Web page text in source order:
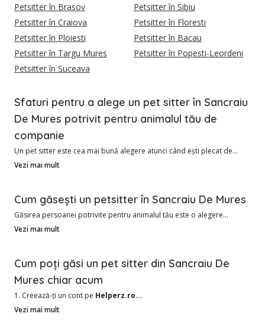
Petsitter în Brasov
Petsitter în Sibiu
Petsitter în Craiova
Petsitter în Floresti
Petsitter în Ploiesti
Petsitter în Bacau
Petsitter în Targu Mures
Petsitter în Popesti-Leordeni
Petsitter în Suceava
Sfaturi pentru a alege un pet sitter în Sancraiu
De Mures potrivit pentru animalul tău de
companie
Un pet sitter este cea mai bună alegere atunci când ești plecat de
acasă și vrei ca animalul tău să fie în siguranță și să se simtă iubit.
În Sancraiu De Mures avem în prezent 10 pet sitteri, gata să ofere grija
personalizată companionului tău.
2. Îngrijire individuală, adaptată temperamentului și nevoilor
animăluțului.
3. Familiaritate cu mediul și rutina zilnică.
4. Posibilitatea de actualizări și poze în timp real.
Vezi mai mult
Cum găsești un petsitter în Sancraiu De Mures
Găsirea persoanei potrivite pentru animalul tău este o alegere
importantă. Ai nevoie de cineva responsabil, blând și cu experiență în
Cel mai bun mod de a găsi un pet sitter în Sancraiu De Mures sau în
apropiere este să filtrezi atent opțiunile disponibile.
Ce ar trebui să iei în calcul:
Vezi mai mult
Cum poți găsi un pet sitter din Sancraiu De
Mures chiar acum
1. Creează-ți un cont pe Helperz.ro.
2. Selectează orașul Sancraiu De Mures și alte criterii importante (tip
Vezi mai mult